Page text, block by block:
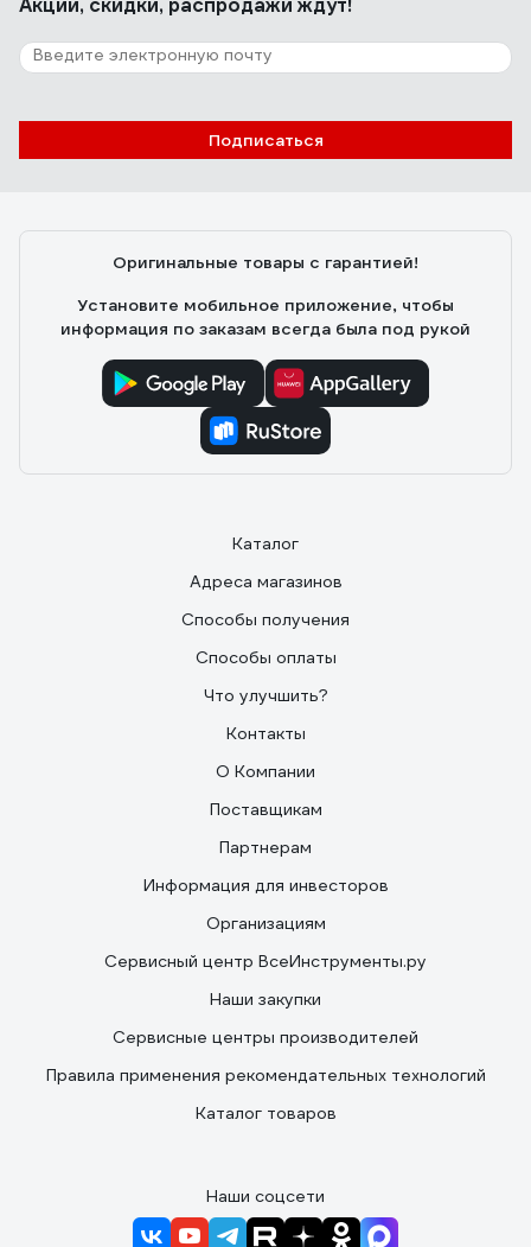
Отзыв о цепи OREGON Синий зуб 3/8 1,3мм
91VXL052E
Отличная цепь, пилит как по маслу и вдоль, и поперек.
Акции, скидки, распродажи ждут!
Подписаться
Оригинальные товары с гарантией!
Установите мобильное приложение, чтобы
информация по заказам всегда была под рукой
Каталог
Адреса магазинов
Способы получения
Способы оплаты
Что улучшить?
Контакты
О Компании
Поставщикам
Партнерам
Информация для инвесторов
Организациям
Сервисный центр ВсеИнструменты.ру
Наши закупки
Сервисные центры производителей
Правила применения рекомендательных технологий
Каталог товаров
Наши соцсети